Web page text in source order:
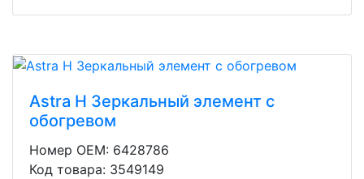
Astra H Зеркальный элемент с
обогревом
Номер OEM: 6428786
Код товара: 3549149